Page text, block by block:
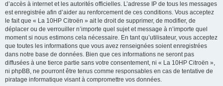
d’accès à internet et les autorités officielles. L’adresse IP de tous les messages
est enregistrée afin d’aider au renforcement de ces conditions. Vous acceptez
le fait que « La 10HP Citroën » ait le droit de supprimer, de modifier, de
déplacer ou de verrouiller n’importe quel sujet et message à n’importe quel
moment si nous estimons cela nécessaire. En tant qu’utilisateur, vous acceptez
que toutes les informations que vous avez renseignées soient enregistrées
dans notre base de données. Bien que ces informations ne seront pas
diffusées à une tierce partie sans votre consentement, ni « La 10HP Citroën »,
ni phpBB, ne pourront être tenus comme responsables en cas de tentative de
piratage informatique visant à compromettre vos données.